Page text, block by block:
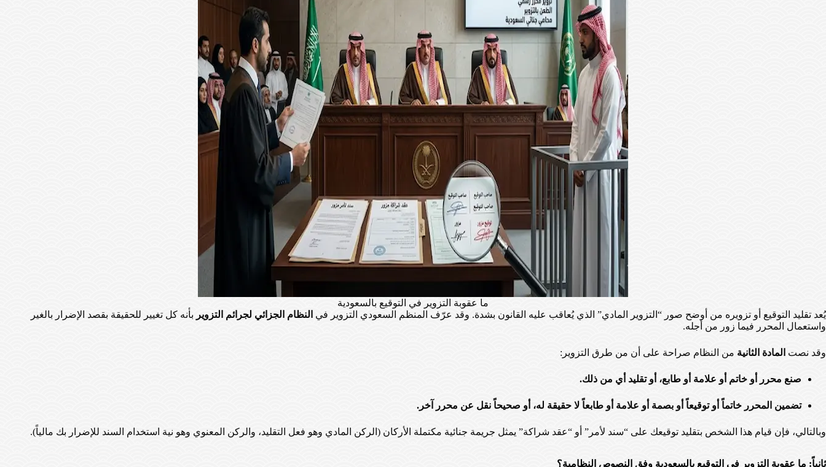
ما عقوبة التزوير في التوقيع بالسعودية
يُعد تقليد التوقيع أو تزويره من أوضح صور “التزوير المادي” الذي يُعاقب عليه القانون بشدة. وقد عرّف المنظم السعودي التزوير في النظام الجزائي لجرائم التزوير بأنه كل تغيير للحقيقة بقصد الإضرار بالغير
واستعمال المحرر فيما زور من أجله.
وقد نصت المادة الثانية من النظام صراحة على أن من طرق التزوير:
صنع محرر أو خاتم أو علامة أو طابع، أو تقليد أي من ذلك.
تضمين المحرر خاتماً أو توقيعاً أو بصمة أو علامة أو طابعاً لا حقيقة له، أو صحيحاً نقل عن محرر آخر.
وبالتالي، فإن قيام هذا الشخص بتقليد توقيعك على “سند لأمر” أو “عقد شراكة” يمثل جريمة جنائية مكتملة الأركان (الركن المادي وهو فعل التقليد، والركن المعنوي وهو نية استخدام السند للإضرار بك مالياً).
ثانياً: ما عقوبة التزوير في التوقيع بالسعودية وفق النصوص النظامية؟